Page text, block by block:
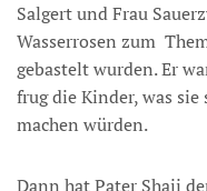
Salgert und Frau
Wasserrosen zum
gebastelt wurden. Er
frug die Kinder, was
machen würden.
Dann hat Pater Shaji